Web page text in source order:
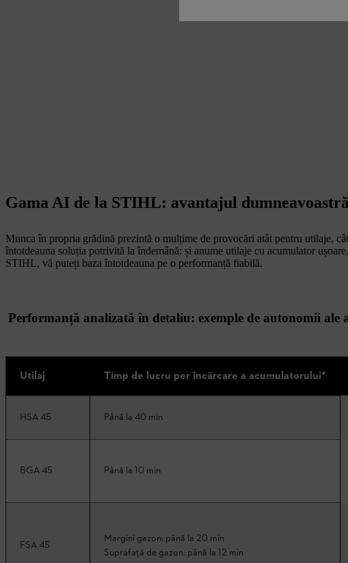
Gama AI de la STIHL: avantajul
Munca în propria grădină prezintă o mulțime de provocări atât pentru utilaje,
întotdeauna soluția potrivită la îndemână: și anume utilaje cu acumulator
STIHL, vă puteți baza întotdeauna pe o performanță fiabilă.
Performanță analizată în detaliu: exemple de autonomii
Utilaj Timp de lucru per încărcare a acumulatorului*
HSA 45 Până la 40 min
BGA 45 Până la 10 min
FSA 45
Margini gazon: până la 20 min
Suprafață de gazon: până la 12 min